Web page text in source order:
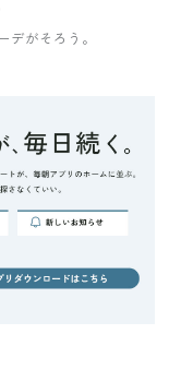
デがそろう。